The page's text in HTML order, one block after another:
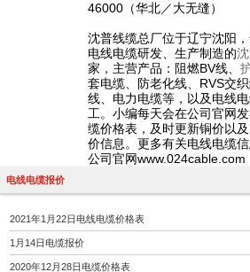
46000（华北／大无缝）
沈普线缆总厂位于辽宁沈阳
电线电缆研发、生产制造的
家，主营产品：阻燃BV线、
套电缆、防老化线、RVS交
线、电力电缆等，以及电线
工。小编每天会在公司官网
缆价格表，及时更新铜价以
价信息。更多有关电线电缆
公司官网www.024cable.com
电线电缆报价
2021年1月22日电线电缆价格表
1月14日电缆报价
2020年12月28日电缆价格表